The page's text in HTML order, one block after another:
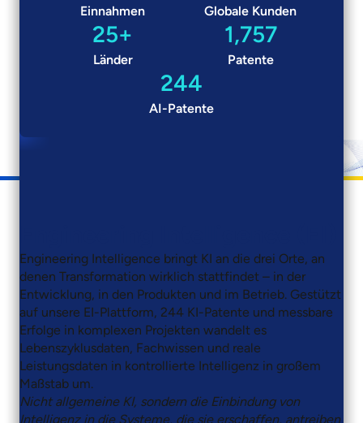
Einnahmen Globale Kunden
25+
Länder
1,757
Patente
244
AI-Patente
Engineering Intelligence bringt KI an die drei Orte, an
denen Transformation wirklich stattfindet – in der
Entwicklung, in den Produkten und im Betrieb. Gestützt
auf unsere EI-Plattform, 244 KI-Patente und messbare
Erfolge in komplexen Projekten wandelt es
Lebenszyklusdaten, Fachwissen und reale
Leistungsdaten in kontrollierte Intelligenz in großem
Maßstab um.
Nicht allgemeine KI, sondern die Einbindung von
Intelligenz in die Systeme, die sie erschaffen, antreiben